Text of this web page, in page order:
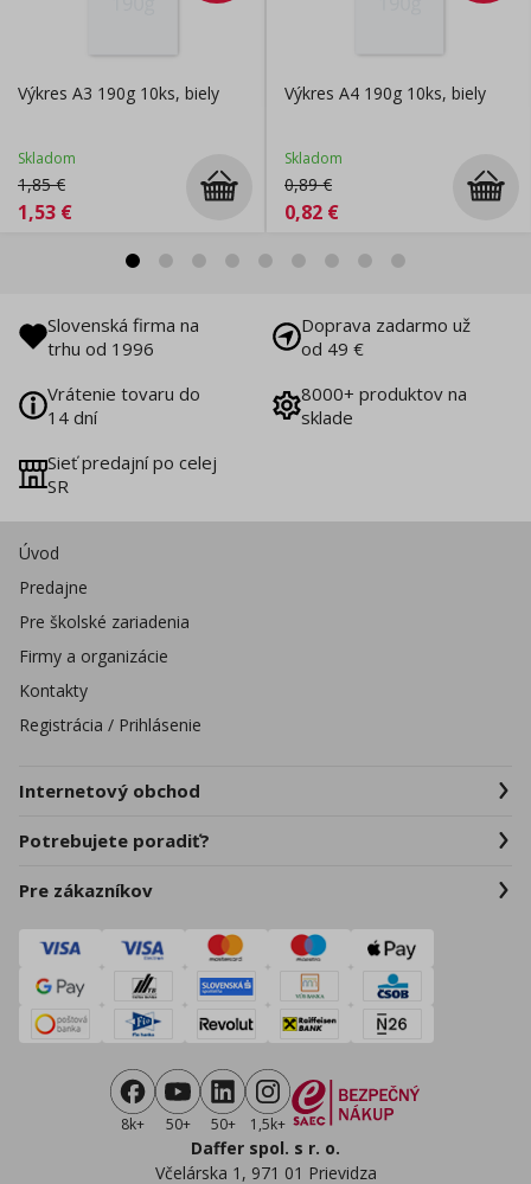
Výkres A3 190g 10ks, biely
Skladom
1,85€
1,53 €
Výkres A4 190g 10ks, biely
Skladom
0,89€
0,82 €
Slovenská firma na
trhu od 1996
Doprava zadarmo už
od 49 €
Vrátenie tovaru do
14 dní
8000+ produktov na
sklade
Sieť predajní po celej
SR
Úvod
Predajne
Pre školské zariadenia
Firmy a organizácie
Kontakty
Registrácia / Prihlásenie
Internetový obchod
Potrebujete poradiť?
Pre zákazníkov
Daffer spol. s r. o.
Včelárska 1, 971 01 Prievidza
8k+ 50+ 50+ 1,5k+